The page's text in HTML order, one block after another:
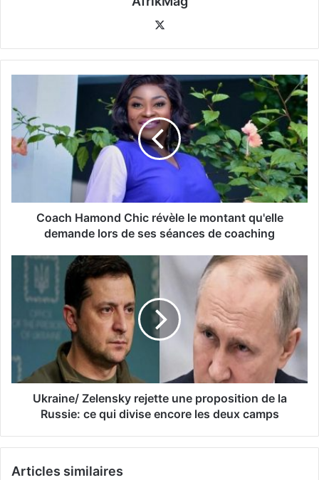
Coach Hamond Chic révèle le montant qu'elle
demande lors de ses séances de coaching
Ukraine/ Zelensky rejette une proposition de la
Russie: ce qui divise encore les deux camps
Articles similaires